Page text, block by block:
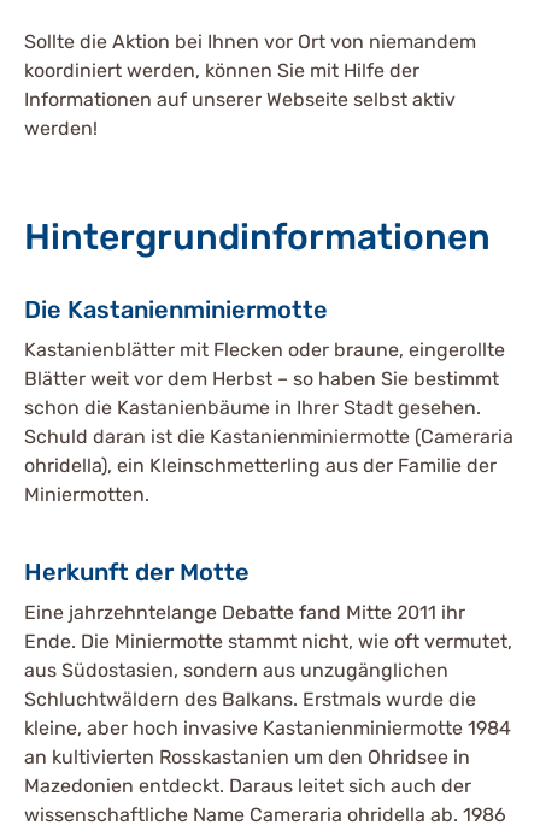
Sollte die Aktion bei Ihnen vor Ort von niemandem
koordiniert werden, können Sie mit Hilfe der
Informationen auf unserer Webseite selbst aktiv
werden!
Hintergrundinformationen
Die Kastanienminiermotte
Kastanienblätter mit Flecken oder braune, eingerollte
Blätter weit vor dem Herbst – so haben Sie bestimmt
schon die Kastanienbäume in Ihrer Stadt gesehen.
Schuld daran ist die Kastanienminiermotte (Cameraria
ohridella), ein Kleinschmetterling aus der Familie der
Miniermotten.
Herkunft der Motte
Eine jahrzehntelange Debatte fand Mitte 2011 ihr
Ende. Die Miniermotte stammt nicht, wie oft vermutet,
aus Südostasien, sondern aus unzugänglichen
Schluchtwäldern des Balkans. Erstmals wurde die
kleine, aber hoch invasive Kastanienminiermotte 1984
an kultivierten Rosskastanien um den Ohridsee in
Mazedonien entdeckt. Daraus leitet sich auch der
wissenschaftliche Name Cameraria ohridella ab. 1986